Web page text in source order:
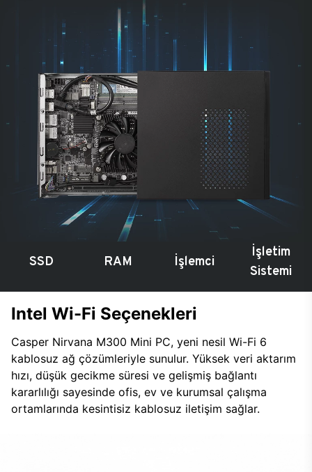
SSD RAM İşlemci
İşletim
Sistemi
Intel Wi-Fi Seçenekleri
Casper Nirvana M300 Mini PC, yeni nesil Wi-Fi 6
kablosuz ağ çözümleriyle sunulur. Yüksek veri aktarım
hızı, düşük gecikme süresi ve gelişmiş bağlantı
kararlılığı sayesinde ofis, ev ve kurumsal çalışma
ortamlarında kesintisiz kablosuz iletişim sağlar.